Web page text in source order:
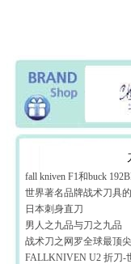
fall kniven F1和buck
世界著名品牌战术刀具
日本刺身直刀
男人之九品与刀之九品
战术刀之网罗全球最顶
FALLKNIVEN U2 折刀-